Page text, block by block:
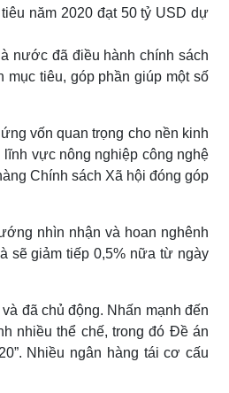
năm 2020 đạt 50 tỷ USD dự
nước đã điều hành chính sách
mục tiêu, góp phần giúp một số
vốn quan trọng cho nền kinh
vực nông nghiệp công nghệ
Chính sách Xã hội đóng góp
nhìn nhận và hoan nghênh
sẽ giảm tiếp 0,5% nữa từ ngày
đã chủ động. Nhấn mạnh đến
nhiều thể chế, trong đó Đề án
Nhiều ngân hàng tái cơ cấu